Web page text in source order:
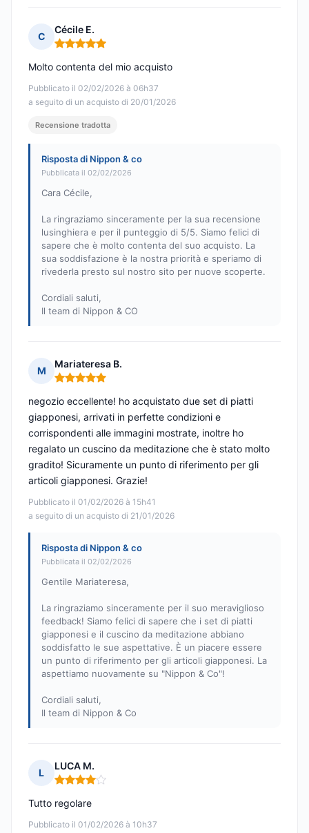
C
Cécile E.
Nota: 5 su 5
Pubblicato il 02/02/2026 à 06h37
a seguito di un acquisto di 20/01/2026
Molto contenta del mio acquisto
Recensione tradotta
Risposta di Nippon & co
Pubblicata il 02/02/2026
Cara Cécile,
La ringraziamo sinceramente per la sua recensione
lusinghiera e per il punteggio di 5/5. Siamo felici di
sapere che è molto contenta del suo acquisto. La
sua soddisfazione è la nostra priorità e speriamo di
rivederla presto sul nostro sito per nuove scoperte.
Cordiali saluti,
Il team di Nippon & CO
M
Mariateresa B.
Nota: 5 su 5
Pubblicato il 01/02/2026 à 15h41
a seguito di un acquisto di 21/01/2026
negozio eccellente! ho acquistato due set di piatti
giapponesi, arrivati in perfette condizioni e
corrispondenti alle immagini mostrate, inoltre ho
regalato un cuscino da meditazione che è stato molto
gradito! Sicuramente un punto di riferimento per gli
articoli giapponesi. Grazie!
Risposta di Nippon & co
Pubblicata il 02/02/2026
Gentile Mariateresa,
La ringraziamo sinceramente per il suo meraviglioso
feedback! Siamo felici di sapere che i set di piatti
giapponesi e il cuscino da meditazione abbiano
soddisfatto le sue aspettative. È un piacere essere
un punto di riferimento per gli articoli giapponesi. La
aspettiamo nuovamente su "Nippon & Co"!
Cordiali saluti,
Il team di Nippon & Co
L
LUCA M.
Nota: 4 su 5
Pubblicato il 01/02/2026 à 10h37
Tutto regolare